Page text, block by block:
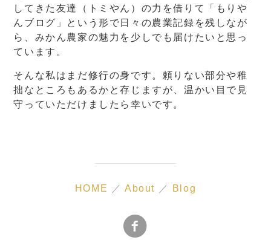
してきた友達（トミやん）の力を借りて「もりや
んブログ」という形で日々の農業記録を残しなが
ら、みかん農家の魅力を少しでも届けたいと思っ
ています。
そんな私はまだ修行の身です。頼りない部分や稚
拙なところもあるかと存じますが、温かい目で見
守っていただけましたら幸いです。
HOME ／ About ／ Blog